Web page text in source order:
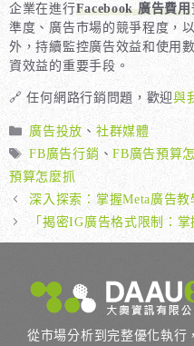
企業在進行Facebook 廣告費用
準度、廣告市場的競爭程度，
外，持續監控廣告效益和使用
資效益的重要手段。
🔗 任何網路行銷問題，歡迎與
分
類
廣告投放 、 社群媒體
標
籤
FB廣告行銷 、FB廣告預算
預算怎麼抓
深入探索：掌握Meta廣告
「揭密IG廣告格式限制：掌
從市場分析到完整優化執行